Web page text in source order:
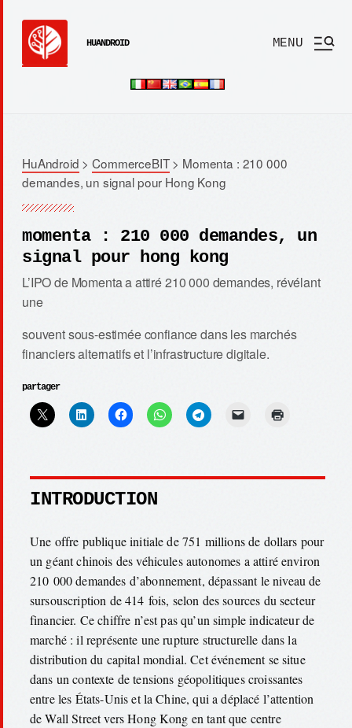
HUANDROID MENU
HuAndroid >CommerceBIT> Momenta : 210 000
demandes, un signal pour Hong Kong
momenta : 210 000 demandes, un
signal pour hong kong
L’IPO de Momenta a attiré 210 000 demandes, révélant
une
souvent sous-estimée confiance dans les marchés
financiers alternatifs et l’infrastructure digitale.
partager
INTRODUCTION
Une offre publique initiale de 751 millions de dollars pour
un géant chinois des véhicules autonomes a attiré environ
210 000 demandes d’abonnement, dépassant le niveau de
sursouscription de 414 fois, selon des sources du secteur
financier. Ce chiffre n’est pas qu’un simple indicateur de
marché : il représente une rupture structurelle dans la
distribution du capital mondial. Cet événement se situe
dans un contexte de tensions géopolitiques croissantes
entre les États-Unis et la Chine, qui a déplacé l’attention
de Wall Street vers Hong Kong en tant que centre